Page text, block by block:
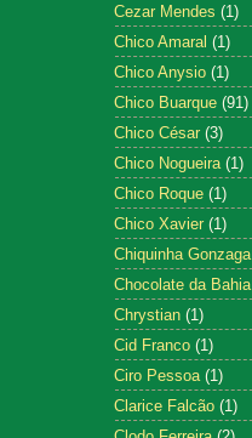
Cezar Mendes (1)
Chico Amaral (1)
Chico Anysio (1)
Chico Buarque (91)
Chico César (3)
Chico Nogueira (1)
Chico Roque (1)
Chico Xavier (1)
Chiquinha Gonzaga
Chocolate da Bahia
Chrystian (1)
Cid Franco (1)
Ciro Pessoa (1)
Clarice Falcão (1)